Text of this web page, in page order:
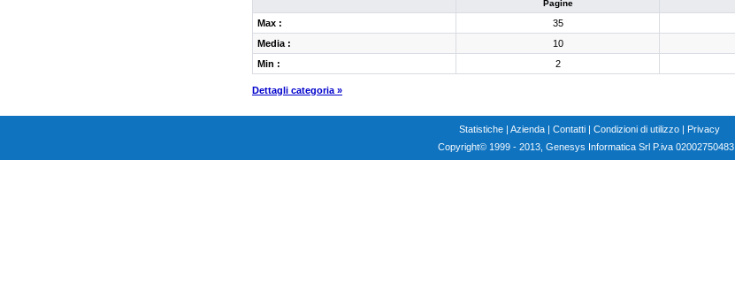
Pagine
Max : 35
Media :
10
Min :
2
Dettagli categoria »
Statistiche| Azienda| Contatti| Condizioni di utilizzo| Privacy
Copyright© 1999 - 2013, Genesys Informatica Srl P.iva 02002750483